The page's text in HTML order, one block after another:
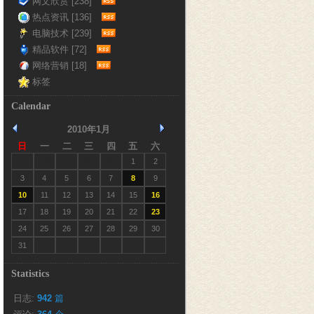
热点资讯 [136]
电脑技术 [239]
精品软件 [72]
网络营销 [18]
标签
Calendar
2010年1月
日
一 二 三 四 五 六
1
2
3
4 5 6 7 8
9
10
11 12 13 14 15
16
17
18 19 20 21 22
23
24
25 26 27 28 29
30
31
Statistics
日志: 942 篇